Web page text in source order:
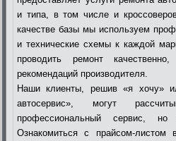
и типа, в том числе и
качестве базы мы используем
и технические схемы к каждой
проводить ремонт
рекомендаций производителя.
Наши клиенты, решив «я хочу»
автосервис», могут
профессиональный сервис,
Ознакомиться с прайсом-